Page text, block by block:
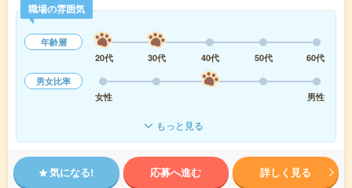
職場の雰囲気
年齢層
20代
30代 40代 50代
60代
男女比率
女性
男性
もっと見る
気になる! 応募へ進む 詳しく見る